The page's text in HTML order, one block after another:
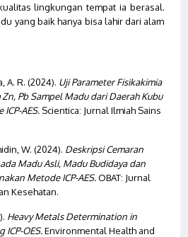
lingkungan tempat ia berasal.
yang baik hanya bisa lahir dari alam
A. R. (2024). Uji Parameter Fisikakimia
Pb Sampel Madu dari Daerah Kubu
AES.Scientica: Jurnal Ilmiah Sains
W. (2024). Deskripsi Cemaran
Madu Asli, Madu Budidaya dan
Metode ICP-AES.OBAT: Jurnal
Kesehatan.
Heavy Metals Determination in
ICP-OES.Environmental Health and